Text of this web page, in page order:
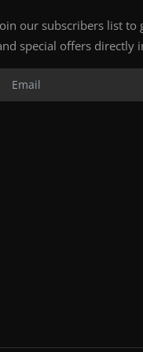
our subscribers list to
special offers directly